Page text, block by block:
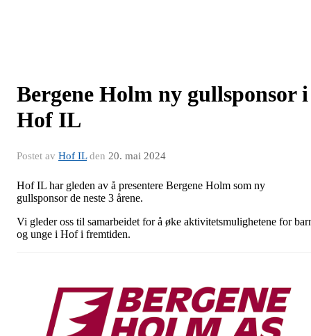
Bergene Holm ny gullsponsor i
Hof IL
Postet av Hof ILden 20. mai 2024
Hof IL har gleden av å presentere Bergene Holm som ny
gullsponsor de neste 3 årene.
Vi gleder oss til samarbeidet for å øke aktivitetsmulighetene for
og unge i Hof i fremtiden.